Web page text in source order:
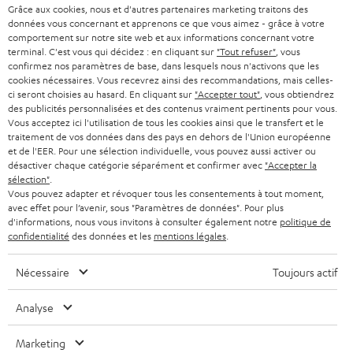
r
d
a
n
s
u
n
n
o
u
v
e
o
g
e
Lexique audio
Conseils
Connaissances
L’univers Teufel
Divertissement
Boutique FR
Boutique BE
Contact
Newsletter
Savoir-vivre
Paramètres de confidentialité
Politique de confidentialité
English
Nederlands
Grâce aux cookies, nous et d'autres partenaires marketing traitons des
données vous concernant et apprenons ce que vous aimez - grâce à votre
comportement sur notre site web et aux informations concernant votre
terminal. C'est vous qui décidez : en cliquant sur "Tout refuser" , vous
confirmez nos paramètres de base, dans lesquels nous n'activons que les
cookies nécessaires. Vous recevrez ainsi des recommandations, mais celles-
ci seront choisies au hasard. En cliquant sur "Accepter tout" , vous obtiendrez
des publicités personnalisées et des contenus vraiment pertinents pour vous.
Vous acceptez ici l'utilisation de tous les cookies ainsi que le transfert et le
traitement de vos données dans des pays en dehors de l'Union européenne
et de l'EER. Pour une sélection individuelle, vous pouvez aussi activer ou
désactiver chaque catégorie séparément et confirmer avec "Accepter la
sélection"
Vous pouvez adapter et révoquer tous les consentements à tout moment,
avec effet pour l’avenir, sous "Paramètres de données". Pour plus
d'informations, nous vous invitons à consulter également notre politique de
confidentialité des données et les mentions légales
Nécessaire Toujours actif
Analyse
Marketing